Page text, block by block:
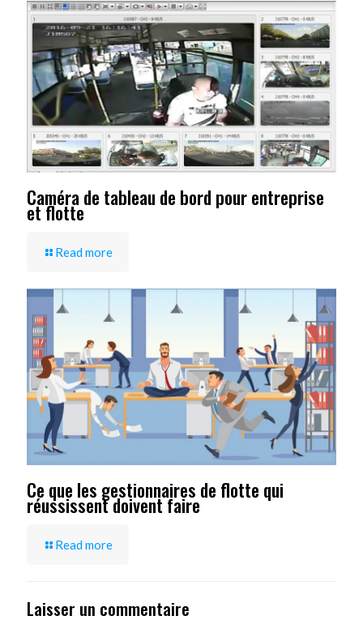
Caméra de tableau de bord pour entreprise
et flotte
Read more
Ce que les gestionnaires de flotte qui
réussissent doivent faire
Read more
Laisser un commentaire